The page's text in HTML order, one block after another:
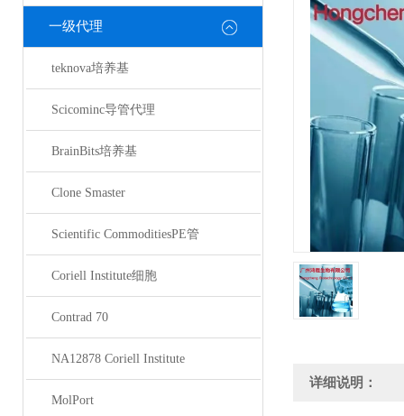
一级代理
teknova培养基
Scicominc导管代理
BrainBits培养基
Clone Smaster
Scientific CommoditiesPE管
Coriell Institute细胞
Contrad 70
NA12878 Coriell Institute
MolPort
详细说明：